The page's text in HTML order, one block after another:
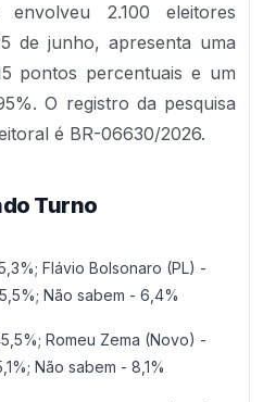
2.100 eleitores
de junho, apresenta uma
pontos percentuais e um
O registro da pesquisa
é BR-06630/2026.
Turno
Flávio Bolsonaro (PL) -
Não sabem - 6,4%
Romeu Zema (Novo) -
Não sabem - 8,1%